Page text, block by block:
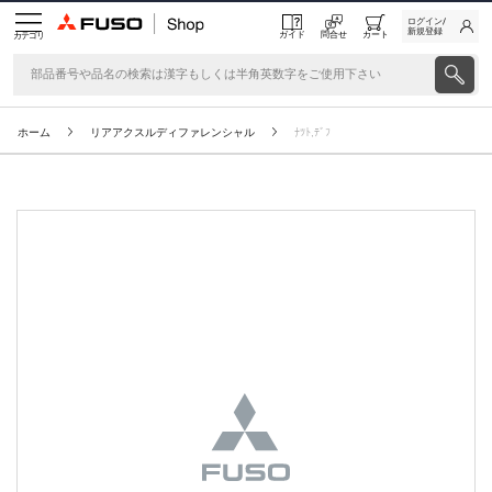
カテゴリ ガイド 問合せ カート
ログイン/
新規登録
ホーム リアアクスルディファレンシャル ﾅﾂﾄ,ﾃﾞﾌ